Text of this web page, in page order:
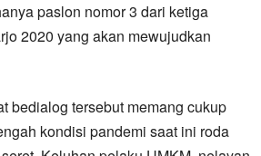
paslon nomor 3 dari ketiga
2020 yang akan mewujudkan
bedialog tersebut memang cukup
kondisi pandemi saat ini roda